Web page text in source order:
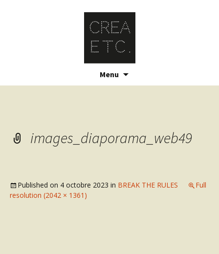
Menu
images_diaporama_web49
Published on 4 octobre 2023 in BREAK THE RULES
Full
resolution (2042 × 1361)